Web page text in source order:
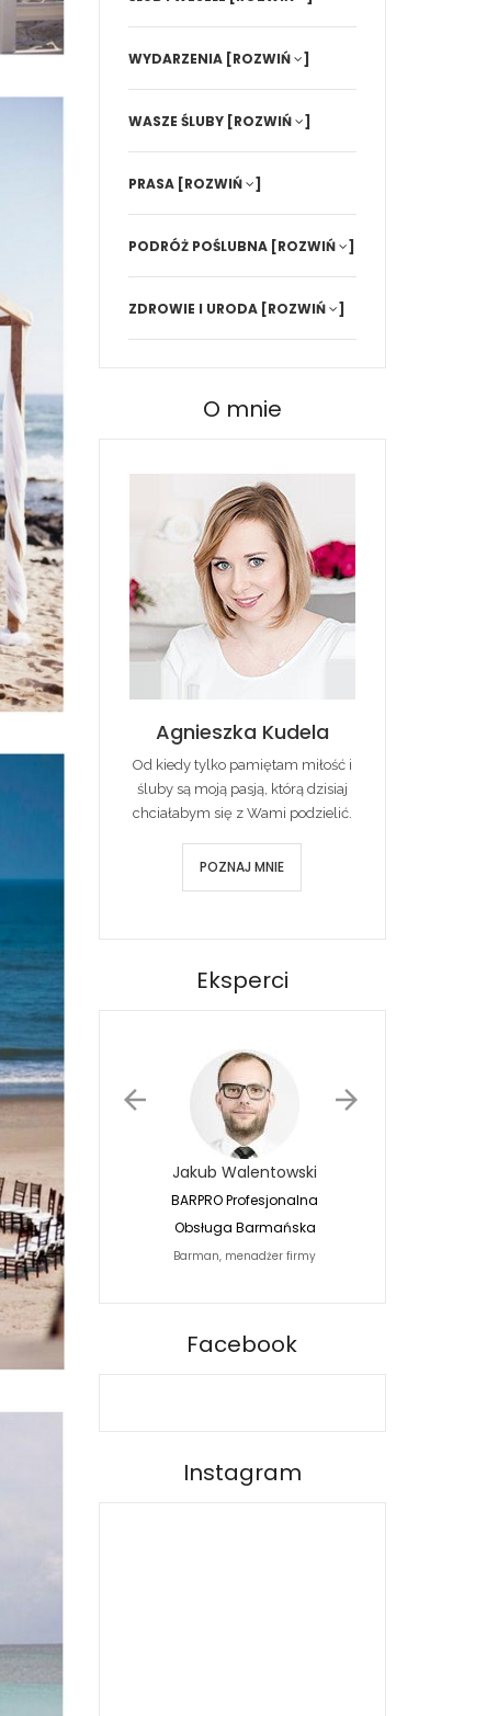
WYDARZENIA [ROZWIŃ ]
WASZE ŚLUBY [ROZWIŃ ]
PRASA [ROZWIŃ ]
PODRÓŻ POŚLUBNA [ROZWIŃ ]
ZDROWIE I URODA [ROZWIŃ ]
O mnie
Agnieszka Kudela
Od kiedy tylko pamiętam miłość i
śluby są moją pasją, którą dzisiaj
chciałabym się z Wami podzielić.
POZNAJ MNIE
Eksperci
Jakub Walentowski
BARPRO Profesjonalna
Obsługa Barmańska
Barman, menadżer firmy
Facebook
Instagram